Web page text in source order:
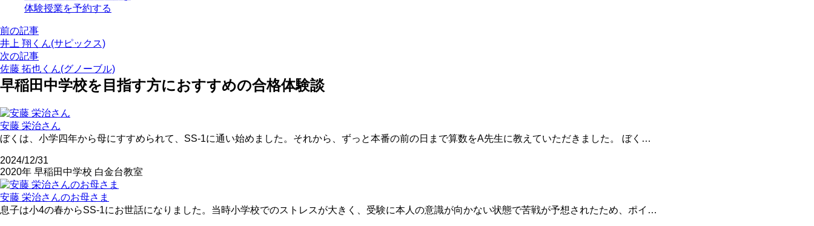
体験授業を予約する
前の記事
井上 翔くん(サピックス)
次の記事
佐藤 拓也くん(グノーブル)
早稲田中学校を目指す方におすすめの合格体験談
安藤 栄治さん
ぼくは、小学四年から母にすすめられて、SS-1に通い始めました。それから、ずっと本番の前の日まで算数をA先生に教えていただきました。 ぼく…
2024/12/31
2020年 早稲田中学校 白金台教室
安藤 栄治さんのお母さま
息子は小4の春からSS-1にお世話になりました。当時小学校でのストレスが大きく、受験に本人の意識が向かない状態で苦戦が予想されたため、ポイ…